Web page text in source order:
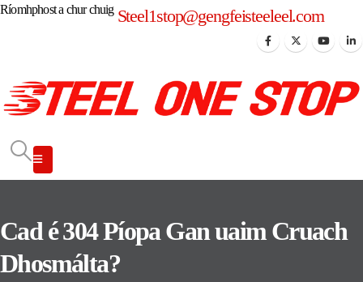
Ríomhphost a chur chuig Steel1stop@gengfeisteeleel.com
Cad é 304 Píopa Gan uaim Cruach
Dhosmálta?